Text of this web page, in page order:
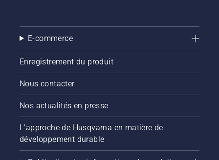
E-commerce
Enregistrement du produit
Nous contacter
Nos actualités en presse
L'approche de Husqvarna en matière de
développement durable